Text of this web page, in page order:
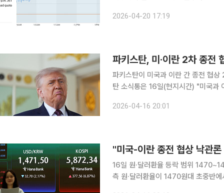
이미 대형 은행들의 1분기 실적 발표
2026-04-20 17:19
파키스탄, 미·이란 2차 종전
파키스탄이 미국과 이란 간 종전 협상 2
탄 소식통은 16일(현지시간) "미국과
2026-04-16 20:01
"미국-이란 종전 협상 낙관
16일 원·달러환율 등락 범위
측 원·달러환율이 1470원대 초중반에서 등락할 것이라는 전망이 나왔다. 민경원 우리은행 선임연